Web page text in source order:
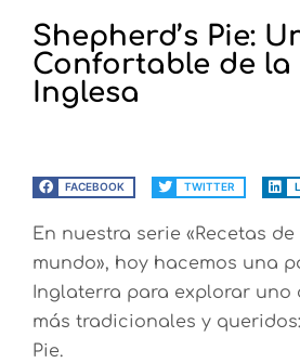
Shepherd’s Pie:
Confortable de la
Inglesa
FACEBOOK TWITTER
En nuestra serie «Recetas
mundo», hoy hacemos una
Inglaterra para explorar uno
más tradicionales y queridos:
Pie.